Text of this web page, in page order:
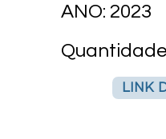
ANO: 2023
LINK